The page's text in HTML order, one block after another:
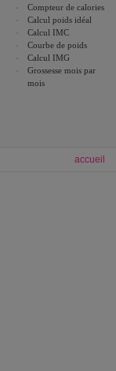
Compteur de calories
Calcul poids idéal
Calcul IMC
Courbe de poids
Calcul IMG
Grossesse mois par
mois
accueil